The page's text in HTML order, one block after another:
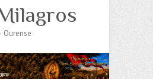
Ourense